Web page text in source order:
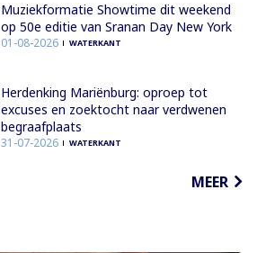
Muziekformatie Showtime dit weekend
op 50e editie van Sranan Day New York
01-08-2026 WATERKANT
Herdenking Mariënburg: oproep tot
excuses en zoektocht naar verdwenen
begraafplaats
31-07-2026 WATERKANT
MEER